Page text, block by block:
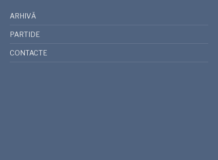
ARHIVĂ
PARTIDE
CONTACTE